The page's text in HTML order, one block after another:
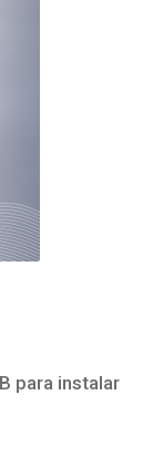
para instalar